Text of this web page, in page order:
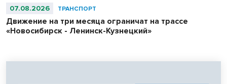
07.08.2026 ТРАНСПОРТ
Движение на три месяца ограничат на трассе
«Новосибирск - Ленинск-Кузнецкий»